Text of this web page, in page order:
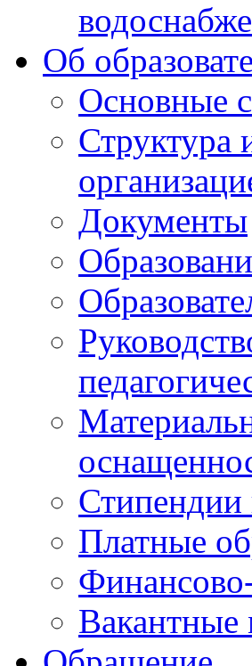
Об
Основные
Структура
Документы
Платные
Вакантные